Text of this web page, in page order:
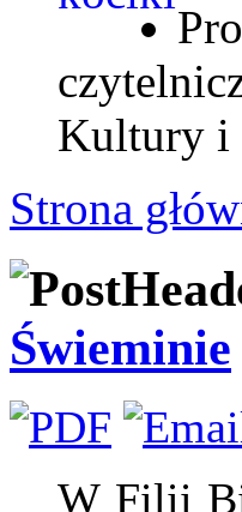
Kultury i
Strona
Świeminie
W Filii